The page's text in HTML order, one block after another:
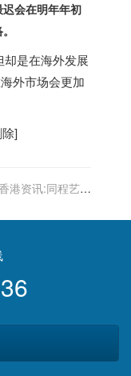
会在明年年初
是在海外发展
外市场会更加
]
港资讯:同程艺龙